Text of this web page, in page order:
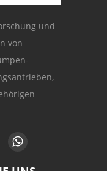
und
von